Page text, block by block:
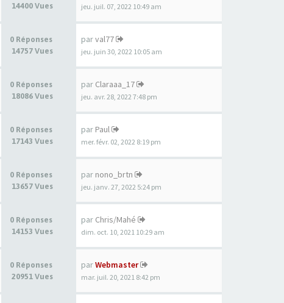
14400 Vues
jeu. juil. 07, 2022 10:49 am
0 Réponses
14757 Vues
parval77
jeu. juin 30, 2022 10:05 am
0 Réponses
18086 Vues
par Claraaa_17
jeu. avr. 28, 2022 7:48 pm
0 Réponses
17143 Vues
par Paul
mer. févr. 02, 2022 8:19 pm
0 Réponses
13657 Vues
par nono_brtn
jeu. janv. 27, 2022 5:24 pm
0 Réponses
14153 Vues
par Chris/Mahé
dim. oct. 10, 2021 10:29 am
0 Réponses
20951 Vues
parWebmaster
mar. juil. 20, 2021 8:42 pm